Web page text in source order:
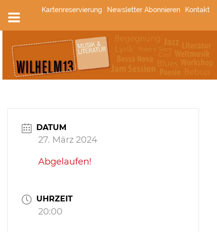
Inhalt
springen
Kartenreservierung Newsletter Abonnieren Kontakt
DATUM
27. März 2024
Abgelaufen!
UHRZEIT
20:00